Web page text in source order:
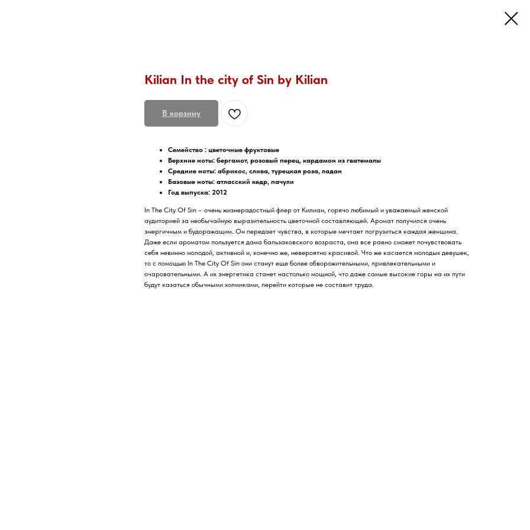
Kilian In the city of Sin by Kilian
В корзину
Семейство : цветочные фруктовые
Верхние ноты: бергамот, розовый перец, кардамон из гватемалы
Средние ноты: абрикос, слива, турецкая роза, ладан
Базовые ноты: атласский кедр, пачули
Год выпуска: 2012
In The City Of Sin – очень жизнерадостный флер от Килиан, горячо любимый и уважаемый женской
аудиторией за необычайную выразительность цветочной составляющей. Аромат получился очень
энергичным и будоражащим. Он передает чувства, в которые мечтает погрузиться каждая женщина.
Даже если ароматом пользуется дама бальзаковского возраста, она все равно сможет почувствовать
себя невинно молодой, активной и, конечно же, невероятно красивой. Что же касается молодых девушек,
то с помощью In The City Of Sin они станут еще более обворожительными, привлекательными и
очаровательными. А их энергетика станет настолько мощной, что даже самые высокие горы на их пути
будут казаться обычными холмиками, перейти которые не составит труда.